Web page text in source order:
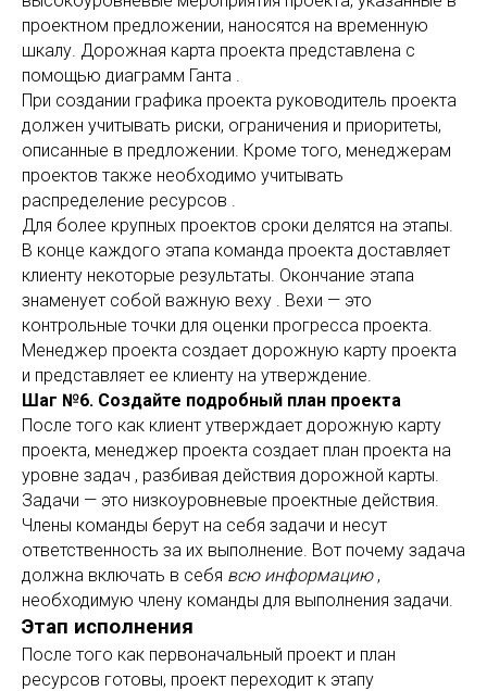
проектном предложении, наносятся на временную
шкалу. Дорожная карта проекта представлена ​​с
помощью диаграмм Ганта .
При создании графика проекта руководитель проекта
должен учитывать риски, ограничения и приоритеты,
описанные в предложении. Кроме того, менеджерам
проектов также необходимо учитывать
распределение ресурсов .
Для более крупных проектов сроки делятся на этапы.
В конце каждого этапа команда проекта доставляет
клиенту некоторые результаты. Окончание этапа
знаменует собой важную веху . Вехи — это
контрольные точки для оценки прогресса проекта.
Менеджер проекта создает дорожную карту проекта
и представляет ее клиенту на утверждение.
Шаг №6. Создайте подробный план проекта
После того как клиент утверждает дорожную карту
проекта, менеджер проекта создает план проекта на
уровне задач , разбивая действия дорожной карты.
Задачи — это низкоуровневые проектные действия.
Члены команды берут на себя задачи и несут
ответственность за их выполнение. Вот почему задача
должна включать в себя всю информацию,
необходимую члену команды для выполнения задачи.
Этап исполнения
После того как первоначальный проект и план
ресурсов готовы, проект переходит к этапу